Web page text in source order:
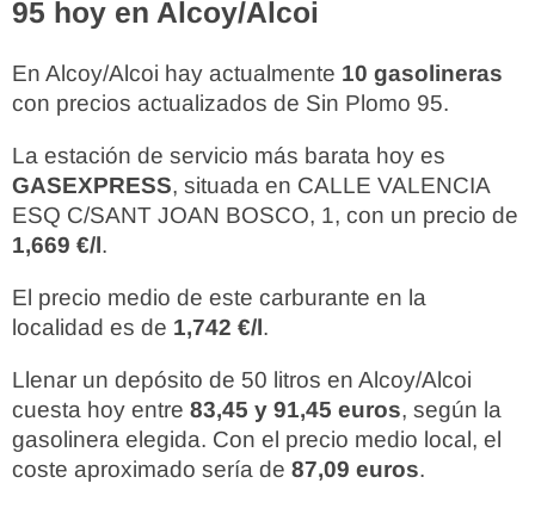
95 hoy en Alcoy/Alcoi
En Alcoy/Alcoi hay actualmente 10 gasolineras
con precios actualizados de Sin Plomo 95.
La estación de servicio más barata hoy es
GASEXPRESS, situada en CALLE VALENCIA
ESQ C/SANT JOAN BOSCO, 1, con un precio de
1,669 €/l.
El precio medio de este carburante en la
localidad es de 1,742 €/l.
Llenar un depósito de 50 litros en Alcoy/Alcoi
cuesta hoy entre 83,45 y 91,45 euros, según la
gasolinera elegida. Con el precio medio local, el
coste aproximado sería de 87,09 euros.